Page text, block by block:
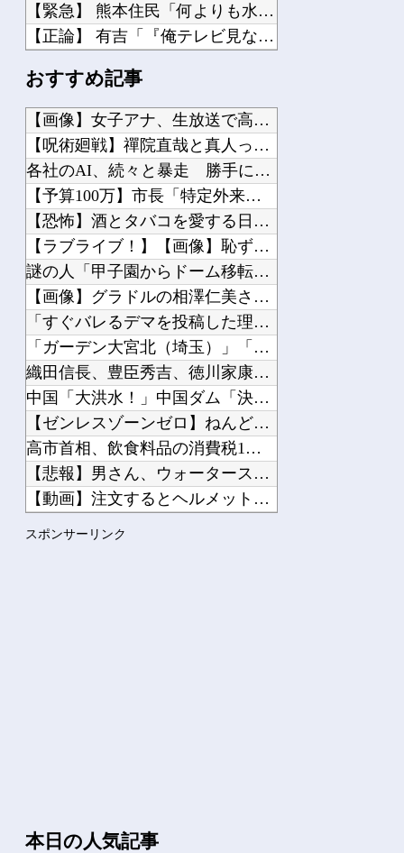
【緊急】 熊本住民「何よりも水を…水をください」
【正論】 有吉「『俺テレビ見ない』って言う奴おかしいだろ。団子屋で『団子食べない...
【動画】 石破「公約を果たすというが、減税しますは公約ではない。検討を加速すると...
中国人に聞いた「一番悪いと思う国は？」 →1位中国
人生に疲れたから台湾を一周してきた
【ヒエッ…】 『女』が思っている「男」への “本 音” がコレｗｗｗｗｗｗｗｗｗ...
【凄い】 LINE上司「休日で悪いけど会社来て！」ワイ「…無視」上司「マジでヤバ...
【社会】 オンワードHDが従業員に貴重品の常時携行を義務付け 熊本地震被災を受け...
Powered by livedoor 相互RSS
おすすめ記事
【画像】女子アナ、生放送で高校時代の制服を着てしまうｗｗｗｗ...
【呪術廻戦】禪院直哉と真人って、性格も作中での行いも末路も似...
各社のAI、続々と暴走 勝手に人間のフリをしてサイバー攻撃を...
【予算100万】市長「特定外来生物クビアカは気持ち悪い虫だし...
【恐怖】酒とタバコを愛する日常系女性YouTuber、ガチで...
【ラブライブ！】【画像】恥ずかしがるメイちゃんの破壊力ｗｗｗ...
謎の人「甲子園からドーム移転ｲﾔｯ！！7回制ｲﾔｯ！！」←じ...
【画像】グラドルの相澤仁美さん、実はお尻がどちゃシコすぎたｗ...
「すぐバレるデマを投稿した理由はこれか」と拡散元の”賢さ”に...
「ガーデン大宮北（埼玉）」「ニューアサヒ府中四谷店（東京）」...
織田信長、豊臣秀吉、徳川家康の中で大失敗しても謝ったら許して...
中国「大洪水！」中国ダム「決壊」地元民「公式発表より死者多い...
【ゼンレスゾーンゼロ】ねんどろいど「セス・ ローウェル」【本...
高市首相、飲食料品の消費税1％を閣議決定 ◯◯をチラつかせて...
【悲報】男さん、ウォータースライダーで上手く滑れずチューブの...
【動画】注文するとヘルメット装着→鈍器で頭を殴られるチェコの...
スポンサーリンク
本日の人気記事